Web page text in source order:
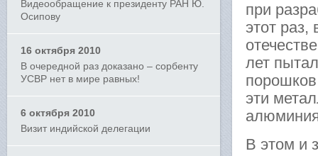
Видеообращение к президенту РАН Ю.
Осипову
16 октября 2010
В очередной раз доказано – сорбенту
УСВР нет в мире равных!
6 октября 2010
Визит индийской делегации
при
этот
лет
эти
В этом и